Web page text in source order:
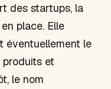
des startups, la
place. Elle
éventuellement le
produits et
le nom